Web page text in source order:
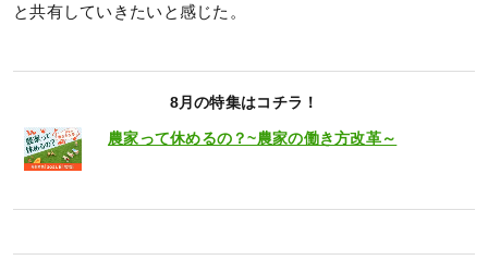
と共有していきたいと感じた。
8月の特集はコチラ！
農家って休めるの？~農家の働き方改革～